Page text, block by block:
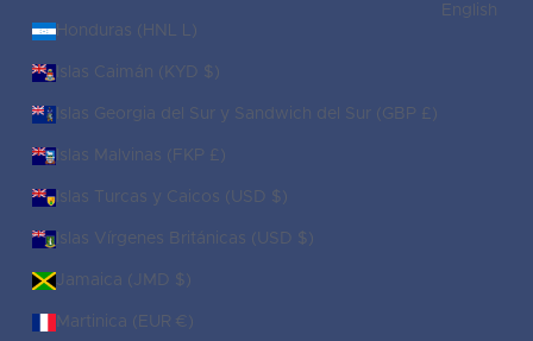
Honduras (HNL L)
Islas Caimán (KYD $)
Islas Georgia del Sur y Sandwich del Sur (GBP £)
Islas Malvinas (FKP £)
Islas Turcas y Caicos (USD $)
Islas Vírgenes Británicas (USD $)
Jamaica (JMD $)
Martinica (EUR €)
English